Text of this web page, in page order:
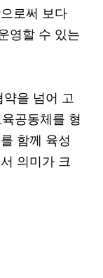
로써 보다
영할 수 있는
약을 넘어 고
공동체를 형
함께 육성
의미가 크